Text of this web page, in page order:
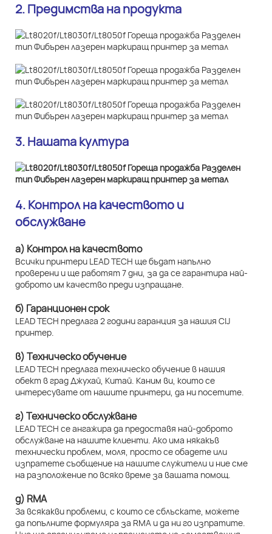
2. Предимства на продукта
3. Нашата култура
4. Контрол на качеството и
обслужване
а) Контрол на качеството
Всички принтери LEAD TECH ще бъдат напълно
проверени и ще работят 7 дни, за да се гарантира най-
доброто им качество преди изпращане.
б) Гаранционен срок
LEAD TECH предлага 2 години гаранция за нашия CIJ
принтер.
в) Техническо обучение
LEAD TECH предлага техническо обучение в нашия
обект в град Джухай, Китай. Каним ви, които се
интересувате от нашите принтери, да ни посетите.
г) Техническо обслужване
LEAD TECH се ангажира да предоставя най-доброто
обслужване на нашите клиенти. Ако има някакъв
технически проблем, моля, просто се обадете или
изпратете съобщение на нашите служители и ние сме
на разположение по всяко време за вашата помощ.
д) RMA
За всякакви проблеми, с които се сблъскате, можете
да попълните формуляра за RMA и да ни го изпратите.